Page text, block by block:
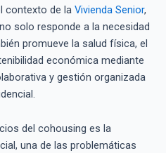
contexto de la Vivienda Senior,
solo responde a la necesidad
promueve la salud física, el
económica mediante
y gestión organizada
del cohousing es la
una de las problemáticas